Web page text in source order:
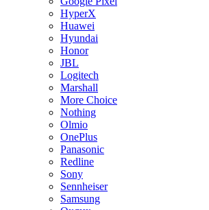
HyperX
Huawei
Hyundai
Honor
JBL
Logitech
Marshall
More Choice
Nothing
Olmio
OnePlus
Panasonic
Redline
Sony
Sennheiser
Samsung